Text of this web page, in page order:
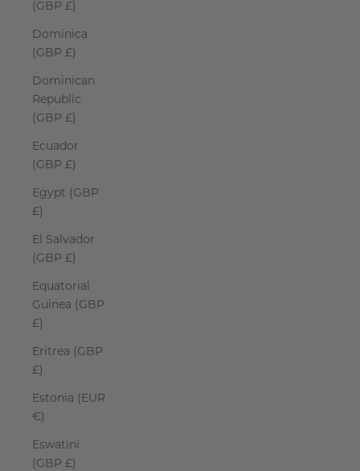
(GBP £)
Dominica
(GBP £)
Dominican
Republic
(GBP £)
Ecuador
(GBP £)
Egypt (GBP
£)
El Salvador
(GBP £)
Equatorial
Guinea (GBP
£)
Eritrea (GBP
£)
Estonia (EUR
€)
Eswatini
(GBP £)